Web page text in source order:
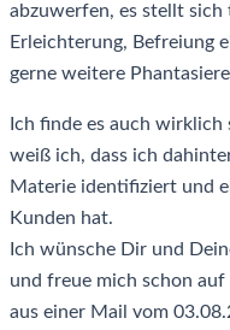
abzuwerfen, es stellt
Erleichterung, Befreiung
gerne weitere
Ich finde es auch wirklich
weiß ich, dass ich
Materie identifiziert und
Kunden hat.
Ich wünsche Dir und
und freue mich schon auf
aus einer Mail vom